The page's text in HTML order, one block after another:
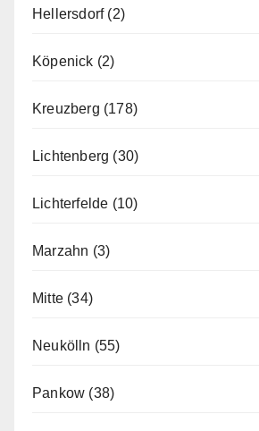
Hellersdorf(2)
Köpenick (2)
Kreuzberg (178)
Lichtenberg (30)
Lichterfelde (10)
Marzahn (3)
Mitte (34)
Neukölln (55)
Pankow (38)